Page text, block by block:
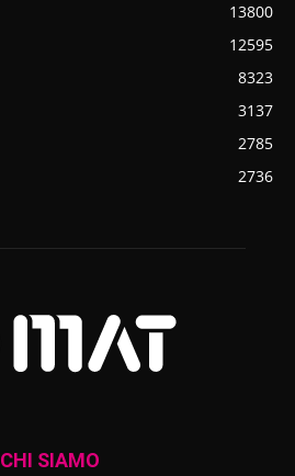
13800
12595
8323
3137
2785
2736
CHI SIAMO